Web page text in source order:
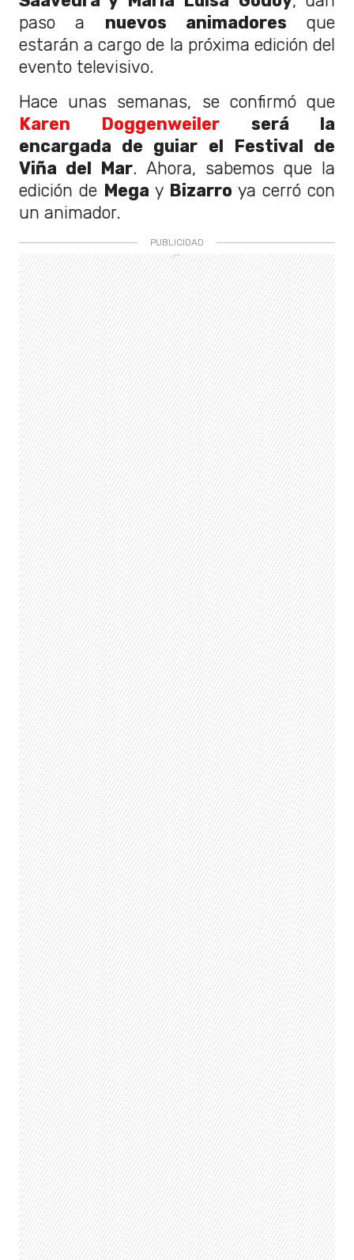
paso a nuevos animadores que
estarán a cargo de la próxima edición del
evento televisivo.
Hace unas semanas, se confirmó que
Karen Doggenweiler será la
encargada de guiar el Festival de
Viña del Mar. Ahora, sabemos que la
edición de Mega y Bizarro ya cerró con
un animador.